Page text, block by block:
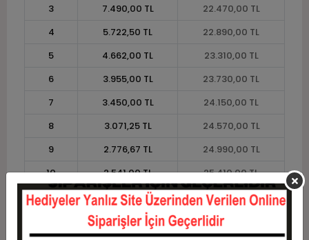
3
7.490,00 TL
22.470,00 TL
4
5.722,50 TL
22.890,00 TL
5
4.662,00 TL
23.310,00 TL
6
3.955,00 TL
23.730,00 TL
7
3.450,00 TL
24.150,00 TL
8
3.071,25 TL
24.570,00 TL
9
2.776,67 TL
24.990,00 TL
10
2.541,00 TL
25.410,00 TL
11
2.329,09 TL
25.620,00 TL
2.170,00 TL 26.040,00 TL